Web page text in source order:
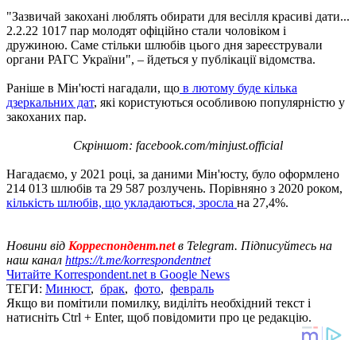
"Зазвичай закохані люблять обирати для весілля красиві дати...
2.2.22 1017 пар молодят офіційно стали чоловіком і
дружиною. Саме стільки шлюбів цього дня зареєстрували
органи РАГС України", – йдеться у публікації відомства.
Раніше в Мін'юсті нагадали, що в лютому буде кілька
дзеркальних дат, які користуються особливою популярністю у
закоханих пар.
Скріншот: facebook.com/minjust.official
Нагадаємо, у 2021 році, за даними Мін'юсту, було оформлено
214 013 шлюбів та 29 587 розлучень. Порівняно з 2020 роком,
кількість шлюбів, що укладаються, зросла на 27,4%.
Новини від Корреспондент.netв Telegram. Підписуйтесь на
наш канал https://t.me/korrespondentnet
Читайте Korrespondent.net в Google News
ТЕГИ: Минюст, брак, фото, февраль
Якщо ви помітили помилку, виділіть необхідний текст і
натисніть Ctrl + Enter, щоб повідомити про це редакцію.